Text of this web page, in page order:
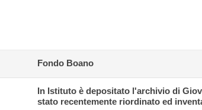
Fondo Boano
In Istituto è depositato l'archivio di
stato recentemente riordinato ed